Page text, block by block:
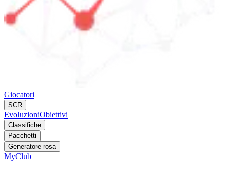
Giocatori
SCR
EvoluzioniObiettivi
Classifiche
Pacchetti
Generatore rosa
MyClub